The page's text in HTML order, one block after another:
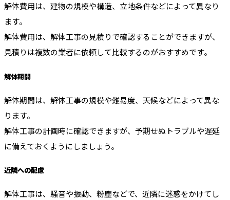
解体費用は、建物の規模や構造、立地条件などによって異なり
ます。
解体費用は、解体工事の見積りで確認することができますが、
見積りは複数の業者に依頼して比較するのがおすすめです。
解体期間
解体期間は、解体工事の規模や難易度、天候などによって異な
ります。
解体工事の計画時に確認できますが、予期せぬトラブルや遅延
に備えておくようにしましょう。
近隣への配慮
解体工事は、騒音や振動、粉塵などで、近隣に迷惑をかけてし